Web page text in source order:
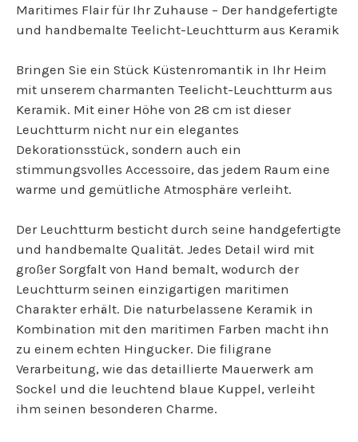
Maritimes Flair für Ihr Zuhause – Der handgefertigte
und handbemalte Teelicht-Leuchtturm aus Keramik
Bringen Sie ein Stück Küstenromantik in Ihr Heim
mit unserem charmanten Teelicht-Leuchtturm aus
Keramik. Mit einer Höhe von 28 cm ist dieser
Leuchtturm nicht nur ein elegantes
Dekorationsstück, sondern auch ein
stimmungsvolles Accessoire, das jedem Raum eine
warme und gemütliche Atmosphäre verleiht.
Der Leuchtturm besticht durch seine handgefertigte
und handbemalte Qualität. Jedes Detail wird mit
großer Sorgfalt von Hand bemalt, wodurch der
Leuchtturm seinen einzigartigen maritimen
Charakter erhält. Die naturbelassene Keramik in
Kombination mit den maritimen Farben macht ihn
zu einem echten Hingucker. Die filigrane
Verarbeitung, wie das detaillierte Mauerwerk am
Sockel und die leuchtend blaue Kuppel, verleiht
ihm seinen besonderen Charme.